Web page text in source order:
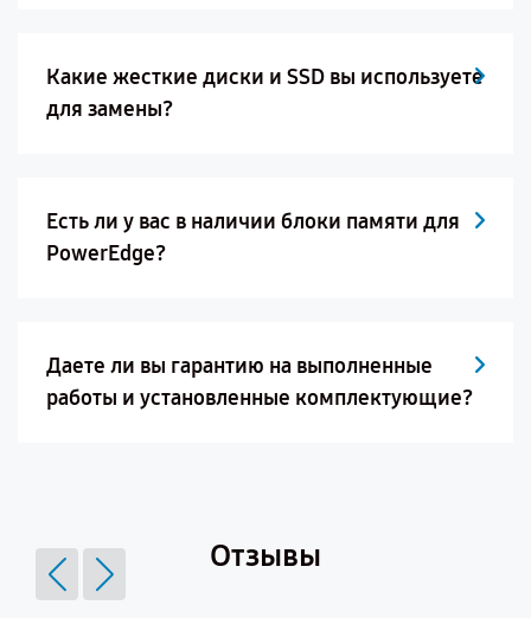
Какие жесткие диски и SSD вы используете
для замены?
Есть ли у вас в наличии блоки памяти для
PowerEdge?
Даете ли вы гарантию на выполненные
работы и установленные комплектующие?
Отзывы